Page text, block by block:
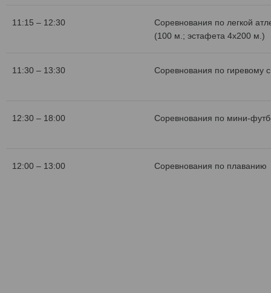
11:15 – 12:30
Соревнования по легкой
(100 м.; эстафета 4х200 м.)
11:30 – 13:30 Соревнования по гиревому
12:30 – 18:00 Соревнования по мини-
12:00 – 13:00 Соревнования по плаванию